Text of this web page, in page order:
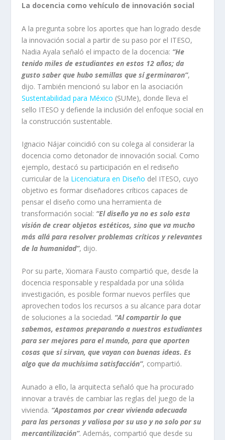
La docencia como vehículo de innovación social
A la pregunta sobre los aportes que han logrado desde
la innovación social a partir de su paso por el ITESO,
Nadia Ayala señaló el impacto de la docencia: “He
tenido miles de estudiantes en estos 12 años; da
gusto saber que hubo semillas que sí germinaron”,
dijo. También mencionó su labor en la asociación
Sustentabilidad para México (SUMe), donde lleva el
sello ITESO y defiende la inclusión del enfoque social en
la construcción sustentable.
Ignacio Nájar coincidió con su colega al considerar la
docencia como detonador de innovación social. Como
ejemplo, destacó su participación en el rediseño
curricular de la Licenciatura en Diseño del ITESO, cuyo
objetivo es formar diseñadores críticos capaces de
pensar el diseño como una herramienta de
transformación social: “El diseño ya no es solo esta
visión de crear objetos estéticos, sino que va mucho
más allá para resolver problemas críticos y relevantes
de la humanidad”, dijo.
Por su parte, Xiomara Fausto compartió que, desde la
docencia responsable y respaldada por una sólida
investigación, es posible formar nuevos perfiles que
aprovechen todos los recursos a su alcance para dotar
de soluciones a la sociedad. “Al compartir lo que
sabemos, estamos preparando a nuestros estudiantes
para ser mejores para el mundo, para que aporten
cosas que sí sirvan, que vayan con buenas ideas. Es
algo que da muchísima satisfacción”, compartió.
Aunado a ello, la arquitecta señaló que ha procurado
innovar a través de cambiar las reglas del juego de la
vivienda. “Apostamos por crear vivienda adecuada
para las personas y valiosa por su uso y no solo por su
mercantilización”. Además, compartió que desde su